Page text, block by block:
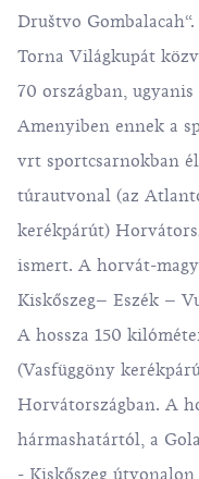
Društvo
Torna Világkupát
70 országban,
Amenyiben ennek a
vrt sportcsarnokban
túrautvonal (az
kerékpárút)
ismert. A horvát-
Kiskőszeg– Eszék –
A hossza 150
(Vasfüggöny
Horvátországban. A
hármashatártól, a